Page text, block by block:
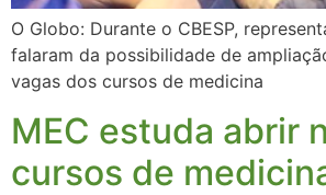
O Globo: Durante o CBESP,
falaram da possibilidade de
vagas dos cursos de medicina
MEC estuda abrir
cursos de